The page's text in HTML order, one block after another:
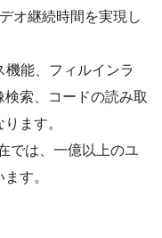
オ継続時間を実現し
能、フィルインラ
索、コードの読み取
ます。
では、一億以上のユ
す。